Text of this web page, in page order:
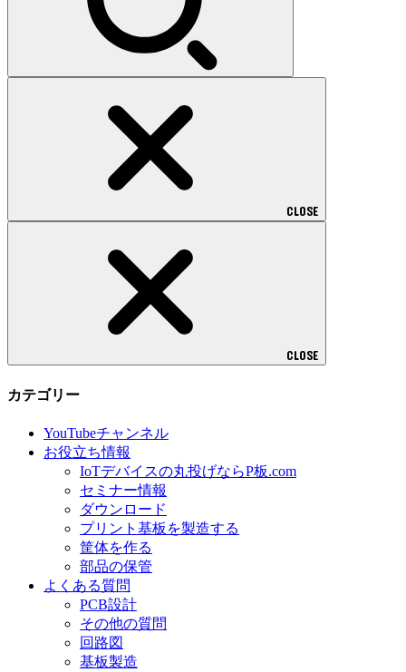
CLOSE
CLOSE
カテゴリー
YouTubeチャンネル
お役立ち情報
IoTデバイスの丸投げならP板.com
セミナー情報
ダウンロード
プリント基板を製造する
筐体を作る
部品の保管
よくある質問
PCB設計
その他の質問
回路図
基板製造